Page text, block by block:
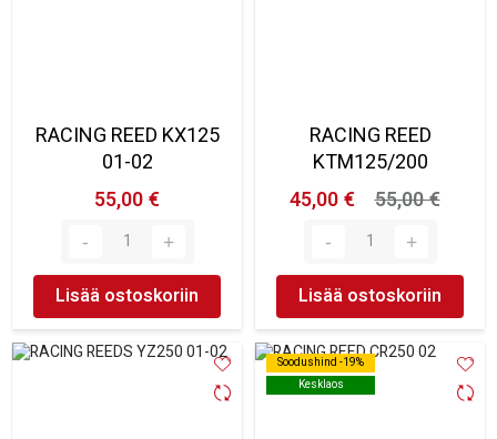
RACING REED KX125
01-02
55,00 €
Lisää ostoskoriin
RACING REED
KTM125/200
45,00 €
55,00 €
Lisää ostoskoriin
Soodushind -19%
Kesklaos
Soodushind -19%
Kesklaos